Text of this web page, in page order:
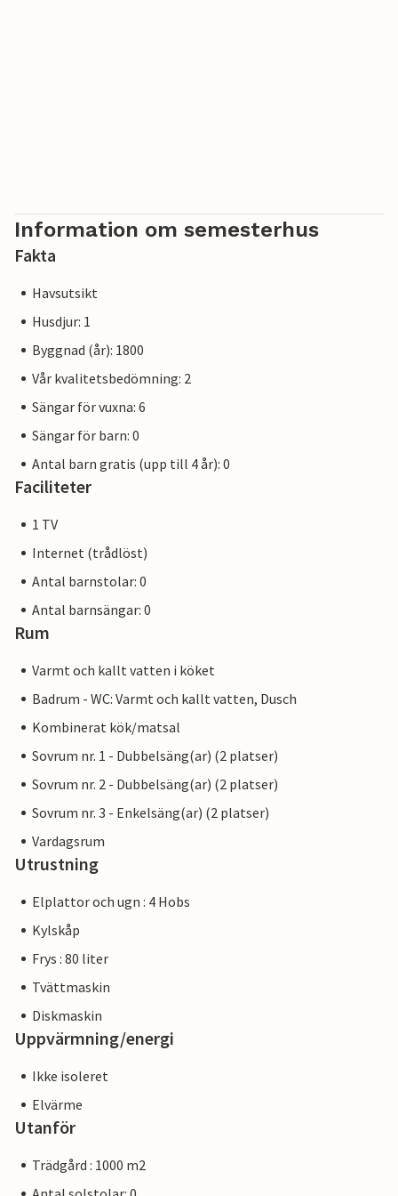
Information om semesterhus
Fakta
Havsutsikt
Husdjur: 1
Byggnad (år): 1800
Vår kvalitetsbedömning: 2
Sängar för vuxna: 6
Sängar för barn: 0
Antal barn gratis (upp till 4 år): 0
Faciliteter
1 TV
Internet (trådlöst)
Antal barnstolar: 0
Antal barnsängar: 0
Rum
Varmt och kallt vatten i köket
Badrum - WC: Varmt och kallt vatten, Dusch
Kombinerat kök/matsal
Sovrum nr. 1 - Dubbelsäng(ar) (2 platser)
Sovrum nr. 2 - Dubbelsäng(ar) (2 platser)
Sovrum nr. 3 - Enkelsäng(ar) (2 platser)
Vardagsrum
Utrustning
Elplattor och ugn : 4 Hobs
Kylskåp
Frys : 80 liter
Tvättmaskin
Diskmaskin
Uppvärmning/energi
Ikke isoleret
Elvärme
Utanför
Trädgård : 1000 m2